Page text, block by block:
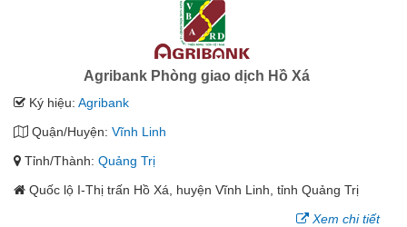
Agribank Phòng giao dịch Hồ Xá
Ký hiệu: Agribank
Quận/Huyện: Vĩnh Linh
Tỉnh/Thành: Quảng Trị
Quốc lộ I-Thị trấn Hồ Xá, huyện Vĩnh Linh, tỉnh Quảng Trị
Xem chi tiết